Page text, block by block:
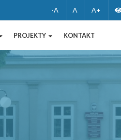
-A A A+
PROJEKTY KONTAKT